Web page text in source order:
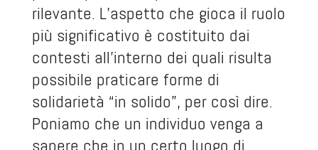
rilevante. L’aspetto che gioca il ruolo
più significativo è costituito dai
contesti all’interno dei quali risulta
possibile praticare forme di
solidarietà “in solido”, per così dire.
Poniamo che un individuo venga a
sapere che in un certo luogo di